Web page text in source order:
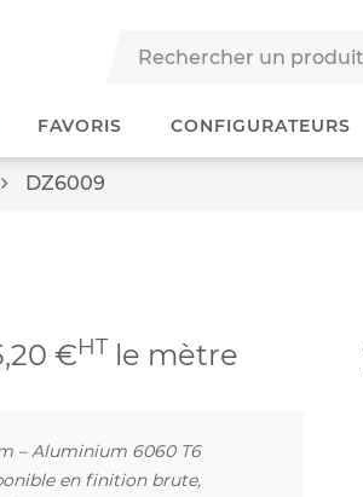
FAVORIS CONFIGURATEURS
DZ6009
€HT le mètre
– Aluminium 6060 T6
en finition brute,